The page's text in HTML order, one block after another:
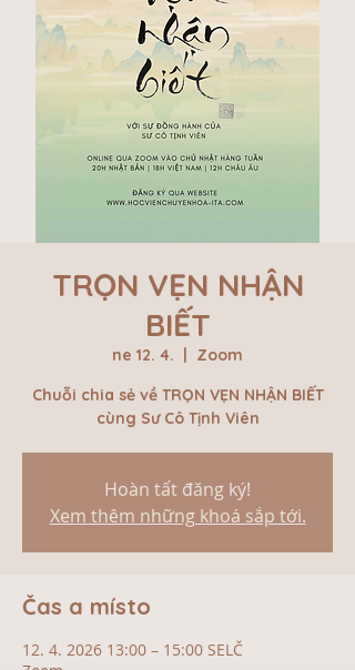
TRỌN VẸN NHẬN
BIẾT
ne 12. 4.
  |
Zoom
Chuỗi chia sẻ về TRỌN VẸN NHẬN BIẾT
cùng Sư Cô Tịnh Viên
Hoàn tất đăng ký!
Xem thêm những khoá sắp tới.
Čas a místo
12. 4. 2026 13:00 – 15:00 SELČ